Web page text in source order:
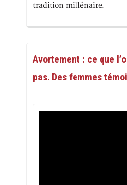
tradition millénaire.
Avortement : ce que
pas. Des femmes